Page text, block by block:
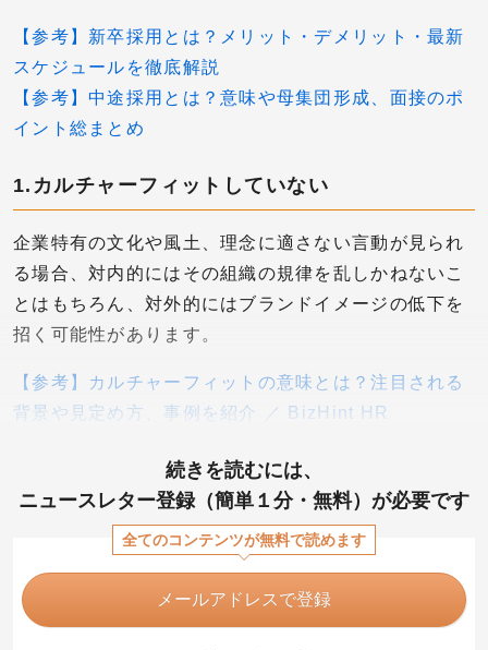
【参考】新卒採用とは？メリット・デメリット・最新
スケジュールを徹底解説
【参考】中途採用とは？意味や母集団形成、面接のポ
イント総まとめ
1.カルチャーフィットしていない
企業特有の文化や風土、理念に適さない言動が見られ
る場合、対内的にはその組織の規律を乱しかねないこ
とはもちろん、対外的にはブランドイメージの低下を
招く可能性があります。
【参考】カルチャーフィットの意味とは？注目される
背景や見定め方、事例を紹介 ／ BizHint HR
続きを読むには、
ニュースレター登録（簡単１分・無料）が必要です
全てのコンテンツが無料で読めます
メールアドレスで登録